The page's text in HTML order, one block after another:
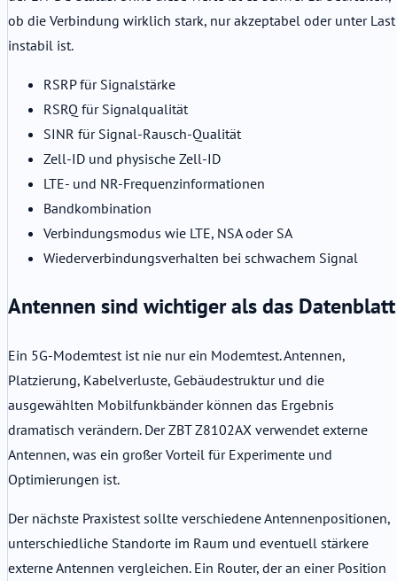
ob die Verbindung wirklich stark, nur akzeptabel oder unter Last
instabil ist.
RSRP für Signalstärke
RSRQ für Signalqualität
SINR für Signal-Rausch-Qualität
Zell-ID und physische Zell-ID
LTE- und NR-Frequenzinformationen
Bandkombination
Verbindungsmodus wie LTE, NSA oder SA
Wiederverbindungsverhalten bei schwachem Signal
Antennen sind wichtiger als das Datenblatt
Ein 5G-Modemtest ist nie nur ein Modemtest. Antennen,
Platzierung, Kabelverluste, Gebäudestruktur und die
ausgewählten Mobilfunkbänder können das Ergebnis
dramatisch verändern. Der ZBT Z8102AX verwendet externe
Antennen, was ein großer Vorteil für Experimente und
Optimierungen ist.
Der nächste Praxistest sollte verschiedene Antennenpositionen,
unterschiedliche Standorte im Raum und eventuell stärkere
externe Antennen vergleichen. Ein Router, der an einer Position